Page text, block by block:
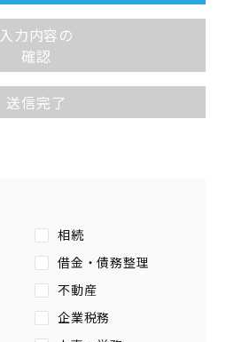
入力内容の
確認
送信完了
相続
借金・債務整理
不動産
企業税務